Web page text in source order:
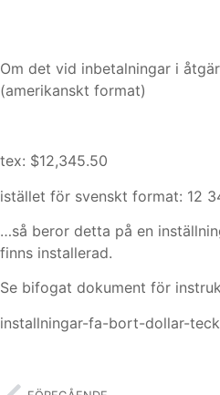
Om det vid inbetalningar i
(amerikanskt format)
tex: $12,345.50
istället för svenskt format: 12
…så beror detta på en
finns installerad.
Se bifogat dokument för
installningar-fa-bort-dollar-